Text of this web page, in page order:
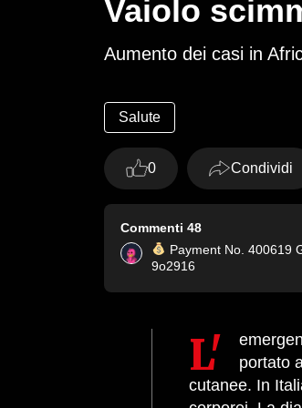
Vaiolo
Aumento dei casi in
Salute
0 Condividi
Commenti 48
Payment No. 400619
9o2916
L'emergenza internazionale dichiarata dall'Oms per il vaiolo delle scimmie, simile al virus del vaiolo umano, ha
portato
cutanee. In